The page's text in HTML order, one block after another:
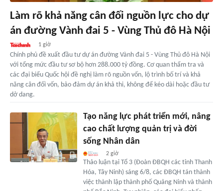
Làm rõ khả năng cân đối nguồn lực cho dự
án đường Vành đai 5 - Vùng Thủ đô Hà Nội
1 giờ
Chính phủ đề xuất đầu tư dự án đường Vành đai 5 - Vùng Thủ đô Hà Nội
với tổng mức đầu tư sơ bộ hơn 288.000 tỷ đồng. Cơ quan thẩm tra và
các đại biểu Quốc hội đề nghị làm rõ nguồn vốn, lộ trình bố trí và khả
năng cân đối vốn, bảo đảm dự án khả thi, không để kéo dài hoặc đầu tư
dở dang.
Tạo năng lực phát triển mới, nâng
cao chất lượng quản trị và đời
sống Nhân dân
2 giờ
Thảo luận tại Tổ 3 (Đoàn ĐBQH các tỉnh Thanh
Hóa, Tây Ninh) sáng 6/8, các ĐBQH tán thành
việc thành lập thành phố Quảng Ninh và thành